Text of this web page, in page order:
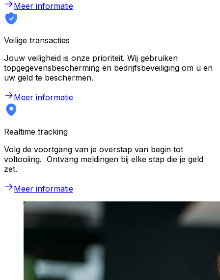
Meer informatie
Veilige transacties
Jouw veiligheid is onze prioriteit. Wij gebruiken
topgegevensbescherming en bedrijfsbeveiliging om u en
uw geld te beschermen.
Meer informatie
Realtime tracking
Volg de voortgang van je overstap van begin tot
voltooiing. Ontvang meldingen bij elke stap die je geld
zet.
Meer informatie